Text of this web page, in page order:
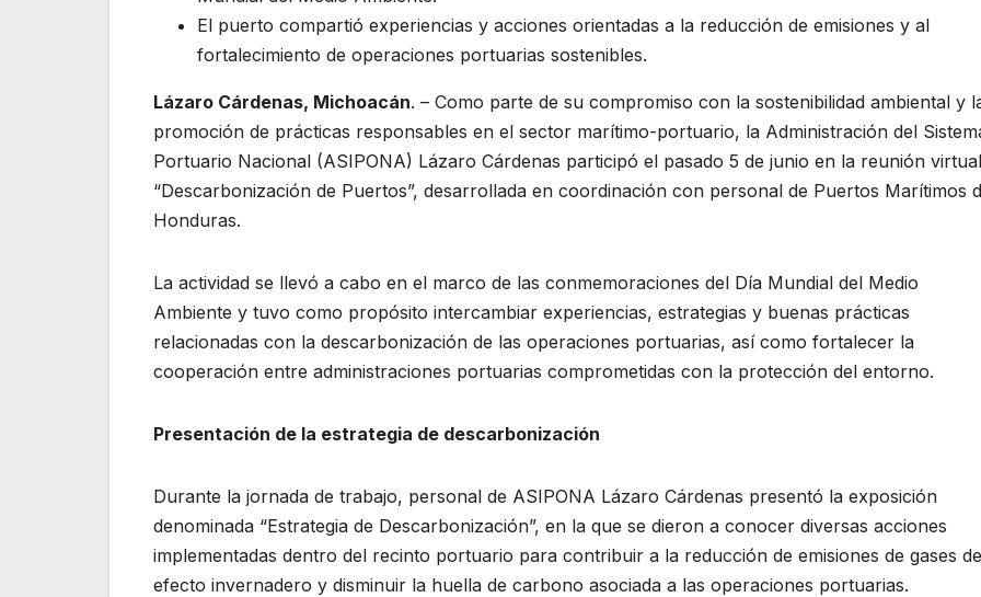
El puerto compartió experiencias y acciones orientadas a la reducción de emisiones y al
fortalecimiento de operaciones portuarias sostenibles.
Lázaro Cárdenas, Michoacán. – Como parte de su compromiso con la sostenibilidad ambiental y
promoción de prácticas responsables en el sector marítimo-portuario, la Administración del
Portuario Nacional (ASIPONA) Lázaro Cárdenas participó el pasado 5 de junio en la reunión virtual
“Descarbonización de Puertos”, desarrollada en coordinación con personal de Puertos Marítimos
Honduras.
La actividad se llevó a cabo en el marco de las conmemoraciones del Día Mundial del Medio
Ambiente y tuvo como propósito intercambiar experiencias, estrategias y buenas prácticas
relacionadas con la descarbonización de las operaciones portuarias, así como fortalecer la
cooperación entre administraciones portuarias comprometidas con la protección del entorno.
Presentación de la estrategia de descarbonización
Durante la jornada de trabajo, personal de ASIPONA Lázaro Cárdenas presentó la exposición
denominada “Estrategia de Descarbonización”, en la que se dieron a conocer diversas acciones
implementadas dentro del recinto portuario para contribuir a la reducción de emisiones de gases de
efecto invernadero y disminuir la huella de carbono asociada a las operaciones portuarias.